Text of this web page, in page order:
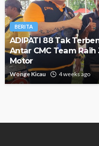
BERITA
ADIPATI 88 Tak
Antar CMC Team
Motor
Wonge Kicau 4 weeks ago